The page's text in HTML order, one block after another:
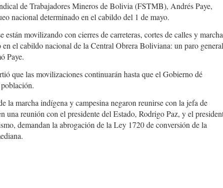
de Trabajadores Mineros de Bolivia (FSTMB), Andrés Paye,
nacional determinado en el cabildo del 1 de mayo.
están movilizando con cierres de carreteras, cortes de calles y
el cabildo nacional de la Central Obrera Boliviana: un paro general
Paye.
que las movilizaciones continuarán hasta que el Gobierno dé
la marcha indígena y campesina negaron reunirse con la jefa de
una reunión con el presidente del Estado, Rodrigo Paz, y el
demandan la abrogación de la Ley 1720 de conversión de la